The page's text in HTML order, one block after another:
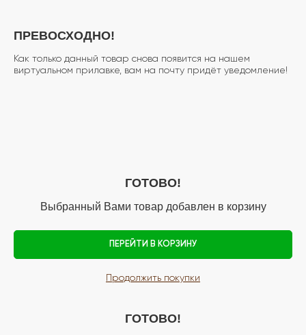
ПРЕВОСХОДНО!
Как только данный товар снова появится на нашем
виртуальном прилавке, вам на почту придёт уведомление!
ГОТОВО!
Выбранный Вами товар добавлен в корзину
ПЕРЕЙТИ В КОРЗИНУ
Продолжить покупки
ГОТОВО!